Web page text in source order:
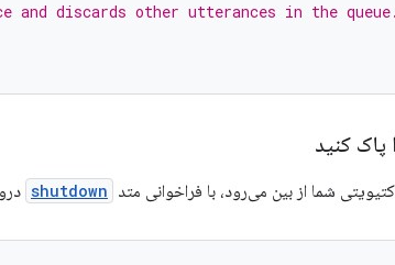
discards other utterances in the queue.
شما از بین می‌رود، با فراخوانی متد shutdown